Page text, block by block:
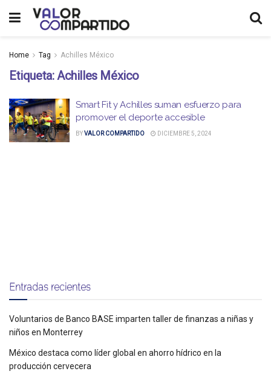
Home Tag Achilles México
Etiqueta:Achilles México
Smart Fit y Achilles suman esfuerzo para
promover el deporte accesible
BYVALOR COMPARTIDO DICIEMBRE 5, 2024
Entradas recientes
Voluntarios de Banco BASE imparten taller de finanzas a niñas y
niños en Monterrey
México destaca como líder global en ahorro hídrico en la
producción cervecera